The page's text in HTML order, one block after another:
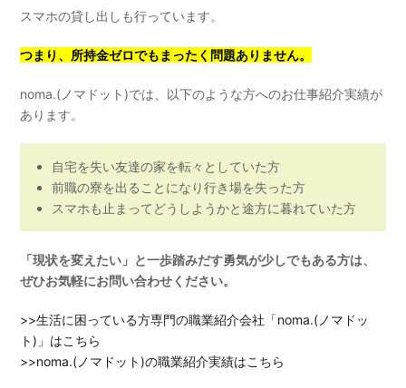
スマホの貸し出しも行っています。
つまり、所持金ゼロでもまったく問題ありません。
noma.(ノマドット)では、以下のような方へのお仕事紹介実績が
あります。
自宅を失い友達の家を転々としていた方
前職の寮を出ることになり行き場を失った方
スマホも止まってどうしようかと途方に暮れていた方
「現状を変えたい」と一歩踏みだす勇気が少しでもある方は、
ぜひお気軽にお問い合わせください。
>>生活に困っている方専門の職業紹介会社「noma.(ノマドッ
ト)」はこちら
>>noma.(ノマドット)の職業紹介実績はこちら